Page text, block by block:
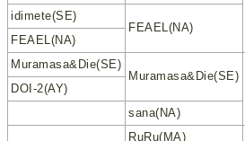
idimete(SE)
FEAEL(NA)
FEAEL(NA)
Muramasa&Die(SE)
Muramasa&Die(SE)
DOI-2(AY)
sana(NA)
RuRu(MA)